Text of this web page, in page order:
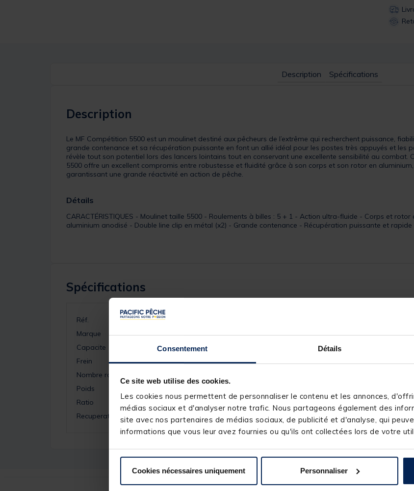
Consentement Détails
Ce site web utilise des cookies.
Les cookies nous permettent de personnaliser le contenu et les annonces,
médias sociaux et d'analyser notre trafic. Nous partageons également des
site avec nos partenaires de médias sociaux, de publicité et d'analyse, qui
informations que vous leur avez fournies ou qu'ils ont collectées lors de votre
Cookies nécessaires uniquement Personnaliser
Description Spécifications
Description
Le MF Compétition 5500 est un moulinet destiné aux pêcheurs de l’extrême qui recherchent puissance,
grande contenance et sa récupération puissante en font un allié idéal pour les postes très appuyés et les
révèle tout son potentiel lors des lancers lointains tout en conservant une excellente sensibilité au combat.
5500 offre un excellent compromis entre robustesse et fluidité grâce à son corps et son rotor en
garantissant une grande réactivité en action de pêche.
Détails
CARACTÉRISTIQUES - Moulinet taille 5500 - Roulements à billes : 5 + 1 - Action ultra-fluide - Corps et
aluminium anodisé - Double line clip en métal (x2) - Grande contenance - Récupération puissante et
Spécifications
Réf.
Marque
RIVE
Capacite
210m de 28/100
Frein
Nombre roulements
Poids
Ratio
Recuperation
90cm